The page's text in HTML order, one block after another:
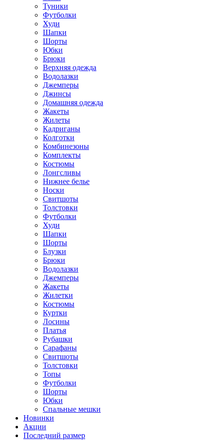
Туники
Футболки
Худи
Шапки
Шорты
Юбки
Брюки
Верхняя одежда
Водолазки
Джемперы
Джинсы
Домашняя одежда
Жакеты
Жилеты
Кадриганы
Колготки
Комбинезоны
Комплекты
Костюмы
Лонгсливы
Нижнее белье
Носки
Свитшоты
Толстовки
Футболки
Худи
Шапки
Шорты
Блузки
Брюки
Водолазки
Джемперы
Жакеты
Жилетки
Костюмы
Куртки
Лосины
Платья
Рубашки
Сарафаны
Свитшоты
Толстовки
Топы
Футболки
Шорты
Юбки
Спальные мешки
Новинки
Акции
Последний размер